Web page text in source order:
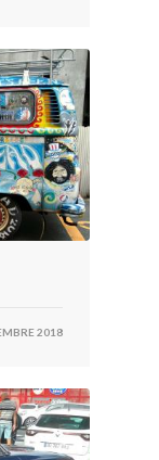
2018